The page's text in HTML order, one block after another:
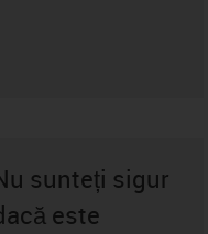
sunteți sigur
este